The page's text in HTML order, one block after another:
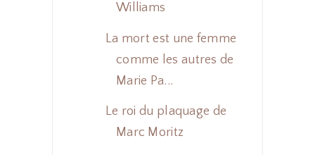
Williams
La mort est une femme
comme les autres de
Marie Pa...
Le roi du plaquage de
Marc Moritz